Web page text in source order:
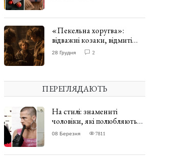
«Пекельна хоругва»:
відважні козаки, відмиті
чорти та відчайдушний
28 Грудня 2
ПЕРЕГЛЯДАЮТЬ
На стилі: знамениті
чоловіки, які полюбляють
одягати сукні. ФОТО
08 Березня 7811